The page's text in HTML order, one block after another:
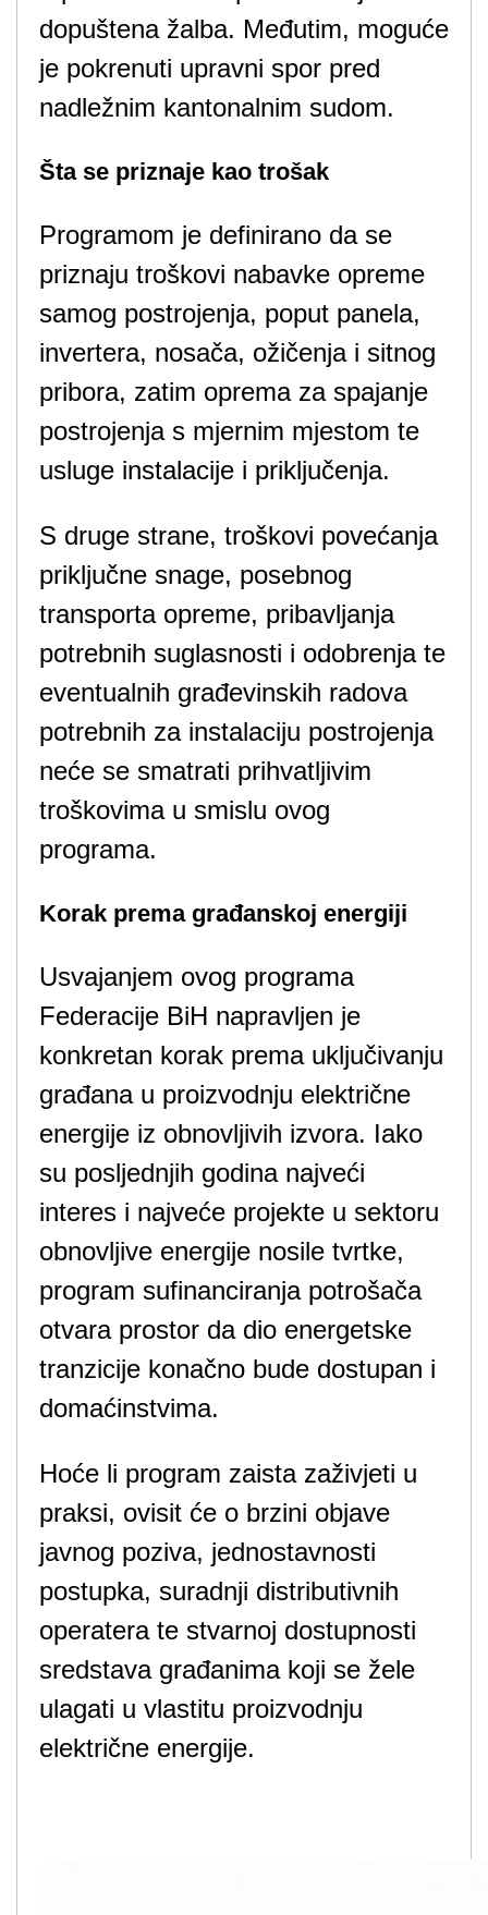
dopuštena žalba. Međutim, moguće
je pokrenuti upravni spor pred
nadležnim kantonalnim sudom.
Šta se priznaje kao trošak
Programom je definirano da se
priznaju troškovi nabavke opreme
samog postrojenja, poput panela,
invertera, nosača, ožičenja i sitnog
pribora, zatim oprema za spajanje
postrojenja s mjernim mjestom te
usluge instalacije i priključenja.
S druge strane, troškovi povećanja
priključne snage, posebnog
transporta opreme, pribavljanja
potrebnih suglasnosti i odobrenja te
eventualnih građevinskih radova
potrebnih za instalaciju postrojenja
neće se smatrati prihvatljivim
troškovima u smislu ovog
programa.
Korak prema građanskoj energiji
Usvajanjem ovog programa
Federacije BiH napravljen je
konkretan korak prema uključivanju
građana u proizvodnju električne
energije iz obnovljivih izvora. Iako
su posljednjih godina najveći
interes i najveće projekte u sektoru
obnovljive energije nosile tvrtke,
program sufinanciranja potrošača
otvara prostor da dio energetske
tranzicije konačno bude dostupan i
domaćinstvima.
Hoće li program zaista zaživjeti u
praksi, ovisit će o brzini objave
javnog poziva, jednostavnosti
postupka, suradnji distributivnih
operatera te stvarnoj dostupnosti
sredstava građanima koji se žele
ulagati u vlastitu proizvodnju
električne energije.